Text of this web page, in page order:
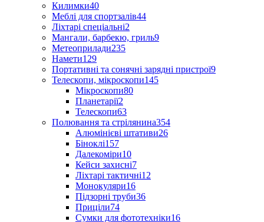
Килимки40
Меблі для спортзалів44
Ліхтарі спеціальні2
Мангали, барбекю, гриль9
Метеоприлади235
Намети129
Портативні та сонячні зарядні пристрої9
Телескопи, мікроскопи145
Мікроскопи80
Планетарії2
Телескопи63
Полювання та стрілянина354
Алюмінієві штативи26
Біноклі157
Далекоміри10
Кейси захисні7
Ліхтарі тактичні12
Монокуляри16
Підзорні труби36
Приціли74
Сумки для фототехніки16